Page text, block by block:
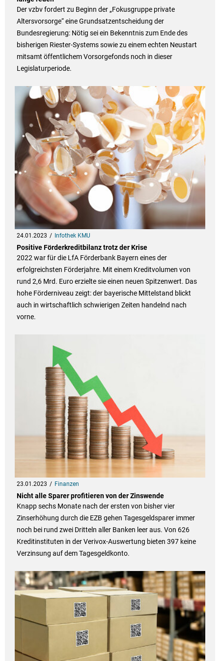
Der vzbv fordert zu Beginn der „Fokusgruppe private
Altersvorsorge“ eine Grundsatzentscheidung der
Bundesregierung: Nötig sei ein Bekenntnis zum Ende des
bisherigen Riester-Systems sowie zu einem echten Neustart
mitsamt öffentlichem Vorsorgefonds noch in dieser
Legislaturperiode.
24.01.2023 Infothek KMU
Positive Förderkreditbilanz trotz der Krise
2022 war für die LfA Förderbank Bayern eines der
erfolgreichsten Förderjahre. Mit einem Kreditvolumen von
rund 2,6 Mrd. Euro erzielte sie einen neuen Spitzenwert. Das
hohe Förderniveau zeigt: der bayerische Mittelstand blickt
auch in wirtschaftlich schwierigen Zeiten handelnd nach
vorne.
23.01.2023 Finanzen
Nicht alle Sparer profitieren von der Zinswende
Knapp sechs Monate nach der ersten von bisher vier
Zinserhöhung durch die EZB gehen Tagesgeldsparer immer
noch bei rund zwei Dritteln aller Banken leer aus. Von 626
Kreditinstituten in der Verivox-Auswertung bieten 397 keine
Verzinsung auf dem Tagesgeldkonto.